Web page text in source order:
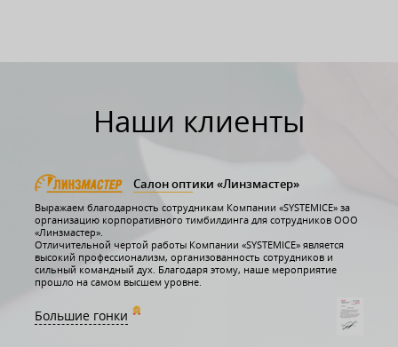
Наши клиенты
Салон оптики «Линзмастер»
Выражаем благодарность сотрудникам Компании «SYSTEMICE» за
организацию корпоративного тимбилдинга для сотрудников ООО
«Линзмастер».
Отличительной чертой работы Компании «SYSTEMICE» является
высокий профессионализм, организованность сотрудников и
сильный командный дух. Благодаря этому, наше мероприятие
прошло на самом высшем уровне.
Большие гонки